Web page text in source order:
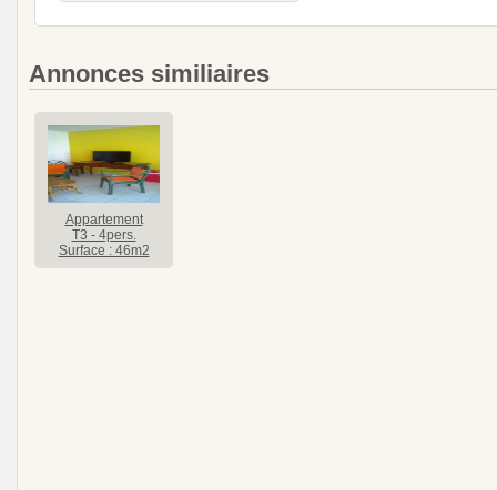
Annonces similiaires
Appartement
T3 - 4pers.
Surface : 46m2